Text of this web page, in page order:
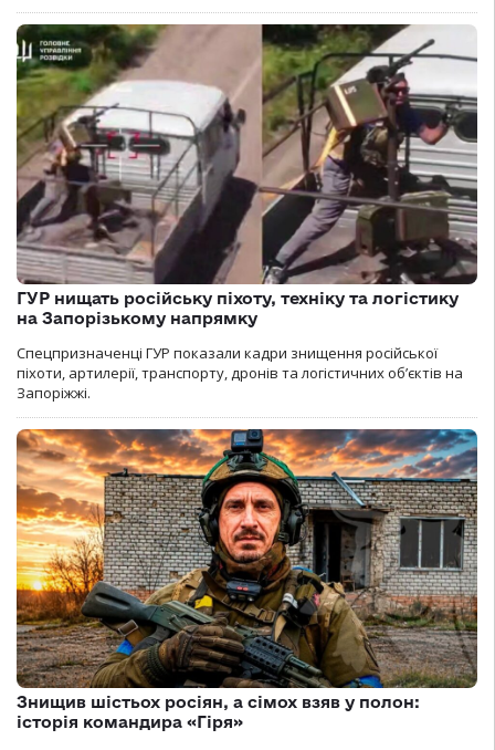
ГУР нищать російську піхоту, техніку та логістику
на Запорізькому напрямку
Спецпризначенці ГУР показали кадри знищення російської
піхоти, артилерії, транспорту, дронів та логістичних об’єктів на
Запоріжжі.
Знищив шістьох росіян, а сімох взяв у полон:
історія командира «Гіря»